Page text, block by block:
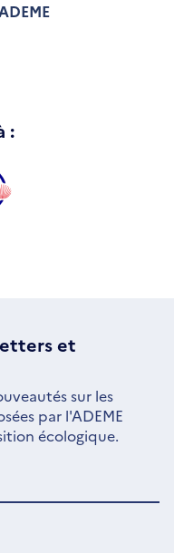
:
et
sur les
par l'ADEME
écologique.